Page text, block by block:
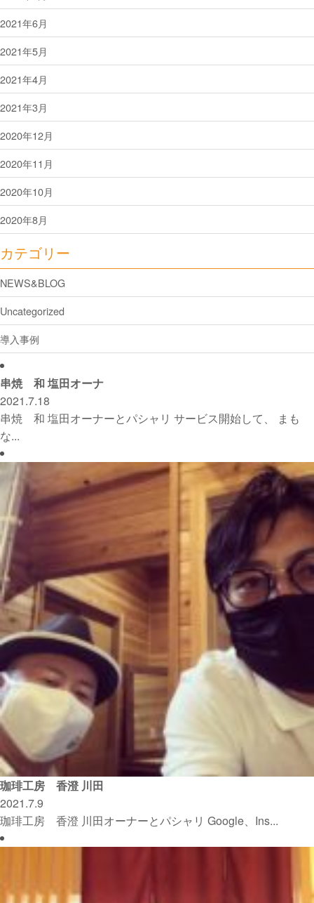
2021年6月
2021年5月
2021年4月
2021年3月
2020年12月
2020年11月
2020年10月
2020年8月
カテゴリー
NEWS&BLOG
Uncategorized
導入事例
串焼 和 塩田オーナ
2021.7.18
串焼 和 塩田オーナーとパシャリ サービス開始して、 まも
な...
珈琲工房 香澄 川田
2021.7.9
珈琲工房 香澄 川田オーナーとパシャリ Google、Ins...